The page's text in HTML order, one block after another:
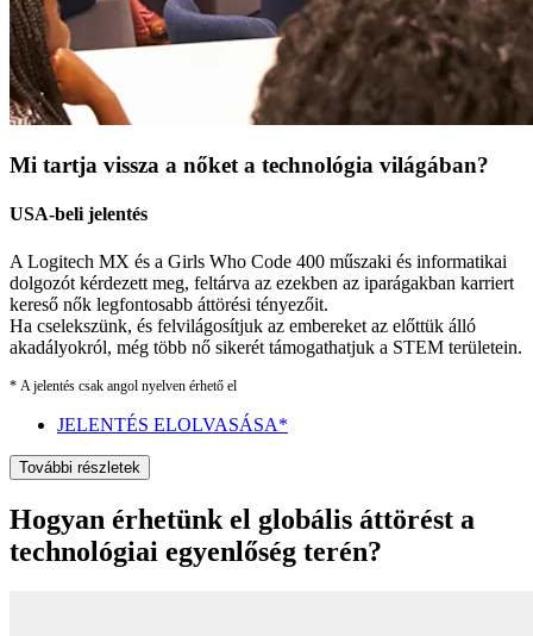
Mi tartja vissza a nőket a technológia világában?
USA-beli jelentés
A Logitech MX és a Girls Who Code 400 műszaki és informatikai
dolgozót kérdezett meg, feltárva az ezekben az iparágakban karriert
kereső nők legfontosabb áttörési tényezőit.
Ha cselekszünk, és felvilágosítjuk az embereket az előttük álló
akadályokról, még több nő sikerét támogathatjuk a STEM területein.
* A jelentés csak angol nyelven érhető el
JELENTÉS ELOLVASÁSA*
További részletek
Hogyan érhetünk el globális áttörést a
technológiai egyenlőség terén?